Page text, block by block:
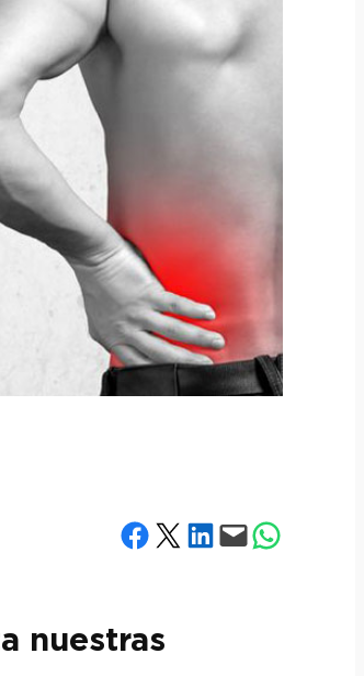
Compartir en Facebook
Compartir en X Compartir en LinkedIn
Envía esta página por correo electrónico
Compartir en
nuestras